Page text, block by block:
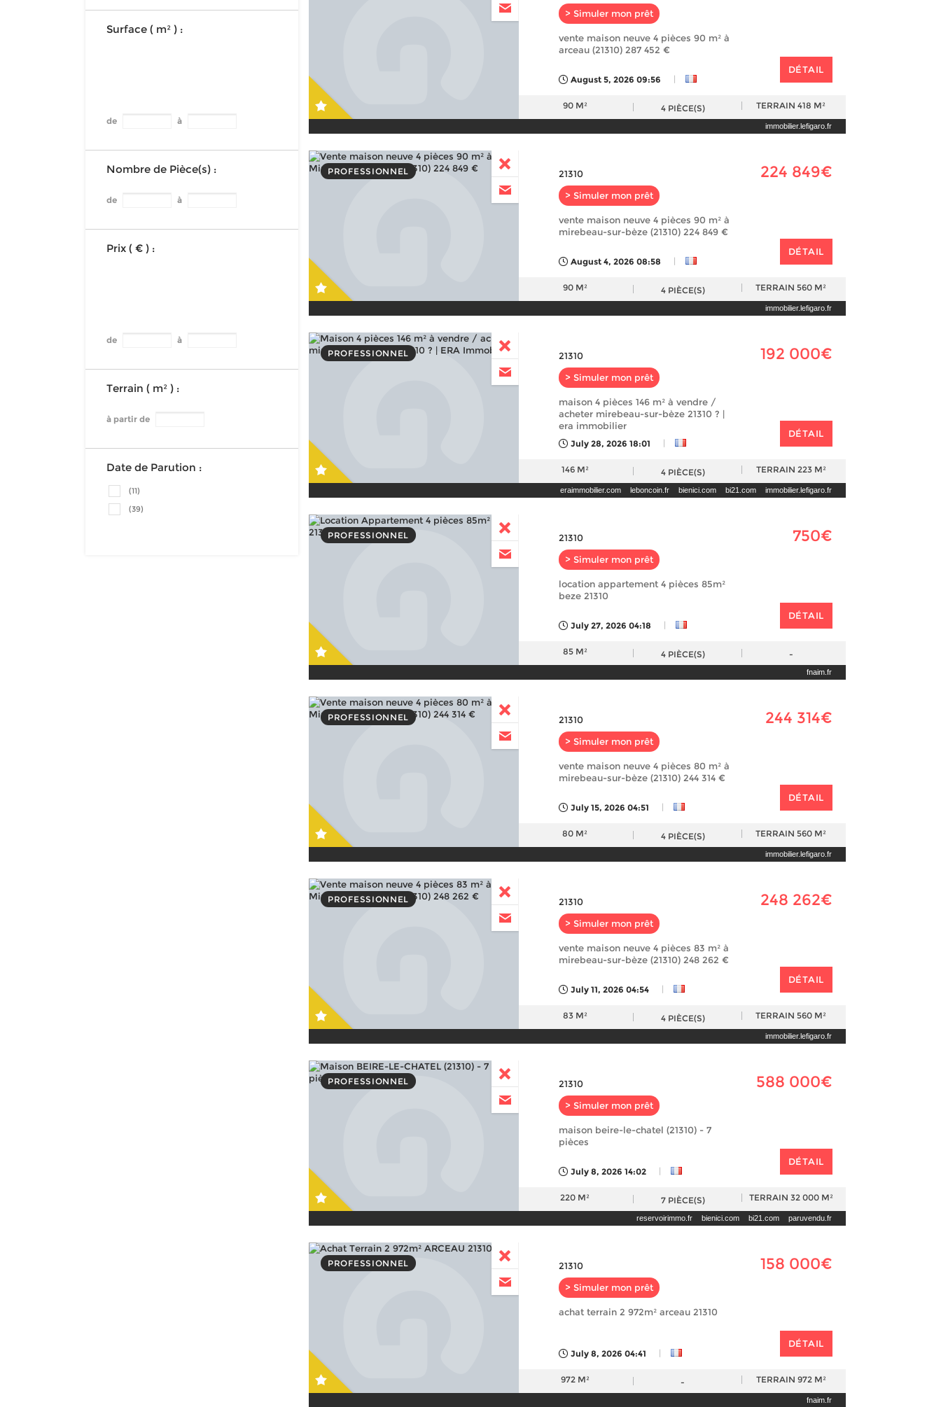
Surface ( m² ) :
de à
Nombre de Pièce(s) :
de à
Prix ( € ) :
de à
Terrain ( m² ) :
à partir de
Date de Parution :
(11)
(39)
> Simuler mon prêt
vente maison neuve 4 pièces 90 m² à
arceau (21310) 287 452 €
August 5, 2026 09:56 |
DÉTAIL
90 M² 4 PIÈCE(S) TERRAIN 418 M²
immobilier.lefigaro.fr
PROFESSIONNEL 21310
> Simuler mon prêt
224 849€
vente maison neuve 4 pièces 90 m² à
mirebeau-sur-bèze (21310) 224 849 €
August 4, 2026 08:58 |
DÉTAIL
90 M² 4 PIÈCE(S) TERRAIN 560 M²
immobilier.lefigaro.fr
PROFESSIONNEL 21310
> Simuler mon prêt
192 000€
maison 4 pièces 146 m² à vendre /
acheter mirebeau-sur-bèze 21310 ? |
era immobilier
July 28, 2026 18:01 |
DÉTAIL
146 M² 4 PIÈCE(S) TERRAIN 223 M²
eraimmobilier.com leboncoin.fr bienici.com bi21.com immobilier.lefigaro.fr
PROFESSIONNEL 21310
> Simuler mon prêt
750€
location appartement 4 pièces 85m²
beze 21310
July 27, 2026 04:18 |
DÉTAIL
85 M² 4 PIÈCE(S) -
fnaim.fr
PROFESSIONNEL 21310
> Simuler mon prêt
244 314€
vente maison neuve 4 pièces 80 m² à
mirebeau-sur-bèze (21310) 244 314 €
July 15, 2026 04:51 |
DÉTAIL
80 M² 4 PIÈCE(S) TERRAIN 560 M²
immobilier.lefigaro.fr
PROFESSIONNEL 21310
> Simuler mon prêt
248 262€
vente maison neuve 4 pièces 83 m² à
mirebeau-sur-bèze (21310) 248 262 €
July 11, 2026 04:54 |
DÉTAIL
83 M² 4 PIÈCE(S) TERRAIN 560 M²
immobilier.lefigaro.fr
PROFESSIONNEL 21310
> Simuler mon prêt
588 000€
maison beire-le-chatel (21310) - 7
pièces
July 8, 2026 14:02 |
DÉTAIL
220 M² 7 PIÈCE(S) TERRAIN 32 000 M²
reservoirimmo.fr bienici.com bi21.com paruvendu.fr
PROFESSIONNEL 21310
> Simuler mon prêt
158 000€
achat terrain 2 972m² arceau 21310
July 8, 2026 04:41 |
DÉTAIL
972 M² - TERRAIN 972 M²
fnaim.fr